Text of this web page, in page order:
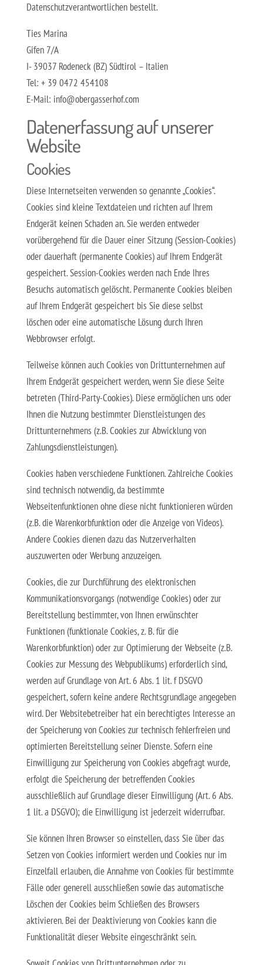
Datenschutzverantwortlichen bestellt.
Ties Marina
Gifen 7/A
I- 39037 Rodeneck (BZ) Südtirol – Italien
Tel: + 39 0472 454108
E-Mail: info@obergasserhof.com
Datenerfassung auf unserer
Website
Cookies
Diese Internetseiten verwenden so genannte „Cookies“.
Cookies sind kleine Textdateien und richten auf Ihrem
Endgerät keinen Schaden an. Sie werden entweder
vorübergehend für die Dauer einer Sitzung (Session-Cookies)
oder dauerhaft (permanente Cookies) auf Ihrem Endgerät
gespeichert. Session-Cookies werden nach Ende Ihres
Besuchs automatisch gelöscht. Permanente Cookies bleiben
auf Ihrem Endgerät gespeichert bis Sie diese selbst
löschen oder eine automatische Lösung durch Ihren
Webbrowser erfolgt.
Teilweise können auch Cookies von Drittunternehmen auf
Ihrem Endgerät gespeichert werden, wenn Sie diese Seite
betreten (Third-Party-Cookies). Diese ermöglichen uns oder
Ihnen die Nutzung bestimmter Dienstleistungen des
Drittunternehmens (z.B. Cookies zur Abwicklung von
Zahlungsdienstleistungen).
Cookies haben verschiedene Funktionen. Zahlreiche Cookies
sind technisch notwendig, da bestimmte
Webseitenfunktionen ohne diese nicht funktionieren würden
(z.B. die Warenkorbfunktion oder die Anzeige von Videos).
Andere Cookies dienen dazu das Nutzerverhalten
auszuwerten oder Werbung anzuzeigen.
Cookies, die zur Durchführung des elektronischen
Kommunikationsvorgangs (notwendige Cookies) oder zur
Bereitstellung bestimmter, von Ihnen erwünschter
Funktionen (funktionale Cookies, z. B. für die
Warenkorbfunktion) oder zur Optimierung der Webseite (z.B.
Cookies zur Messung des Webpublikums) erforderlich sind,
werden auf Grundlage von Art. 6 Abs. 1 lit. f DSGVO
gespeichert, sofern keine andere Rechtsgrundlage angegeben
wird. Der Websitebetreiber hat ein berechtigtes Interesse an
der Speicherung von Cookies zur technisch fehlerfreien und
optimierten Bereitstellung seiner Dienste. Sofern eine
Einwilligung zur Speicherung von Cookies abgefragt wurde,
erfolgt die Speicherung der betreffenden Cookies
ausschließlich auf Grundlage dieser Einwilligung (Art. 6 Abs.
1 lit. a DSGVO); die Einwilligung ist jederzeit widerrufbar.
Sie können Ihren Browser so einstellen, dass Sie über das
Setzen von Cookies informiert werden und Cookies nur im
Einzelfall erlauben, die Annahme von Cookies für bestimmte
Fälle oder generell ausschließen sowie das automatische
Löschen der Cookies beim Schließen des Browsers
aktivieren. Bei der Deaktivierung von Cookies kann die
Funktionalität dieser Website eingeschränkt sein.